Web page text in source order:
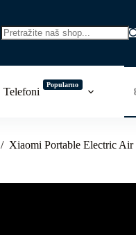
Telefoni
Popularno
/ Xiaomi Portable Electric Air